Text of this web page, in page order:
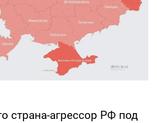
страна-агрессор РФ под